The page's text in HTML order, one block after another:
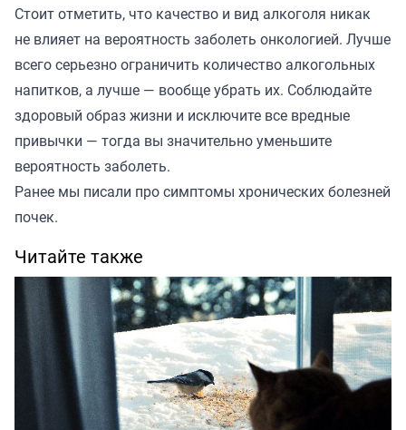
Стоит отметить, что качество и вид алкоголя никак
не влияет на вероятность заболеть онкологией. Лучше
всего серьезно ограничить количество алкогольных
напитков, а лучше — вообще убрать их. Соблюдайте
здоровый образ жизни и исключите все вредные
привычки — тогда вы значительно уменьшите
вероятность заболеть.
Ранее мы писали просимптомы хронических болезней
почек.
Читайте также